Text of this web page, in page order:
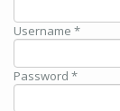
Username *
Password *